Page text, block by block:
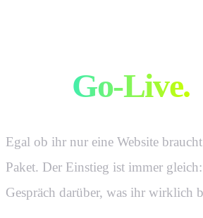
Go-Live.
Egal ob ihr nur eine Website
Paket. Der Einstieg ist immer
Gespräch darüber, was ihr wirklich